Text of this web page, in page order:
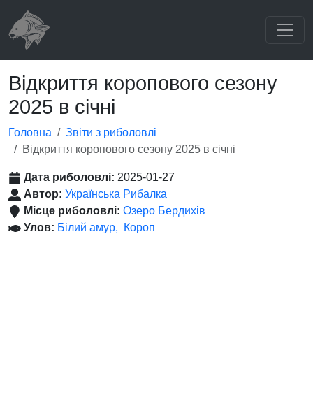
Відкриття коропового сезону
2025 в cічні
Головна
Звіти з риболовлі
Відкриття коропового сезону 2025 в cічні
Дата риболовлі: 2025-01-27
Автор: Українська Рибалка
Місце риболовлі: Озеро Бердихів
Улов: Білий амур Короп